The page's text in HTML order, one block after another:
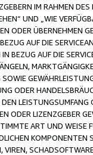
IM RAHMEN
UND „WIE
ODER ÜBERNEHMEN
AUF DIE
BEZUG AUF DIE
ODER
ODER LIZENZGEBER
ART UND
VIREN,